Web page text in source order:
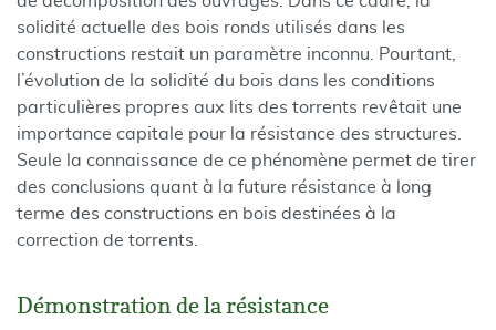
solidité actuelle des bois ronds utilisés dans les
constructions restait un paramètre inconnu. Pourtant,
l’évolution de la solidité du bois dans les conditions
particulières propres aux lits des torrents revêtait une
importance capitale pour la résistance des structures.
Seule la connaissance de ce phénomène permet de tirer
des conclusions quant à la future résistance à long
terme des constructions en bois destinées à la
correction de torrents.
Démonstration de la résistance